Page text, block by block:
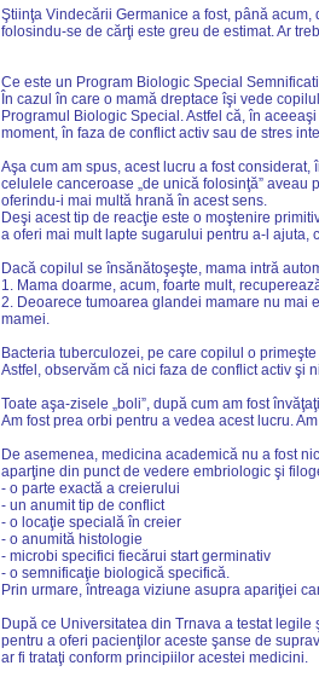
Ştiinţa Vindecării Germanice a fost, până
folosindu-se de cărţi este greu de estimat. Ar
Ce este un Program Biologic Special
În cazul în care o mamă dreptace îşi vede
Programul Biologic Special. Astfel că, în
moment, în faza de conflict activ sau de stres
Aşa cum am spus, acest lucru a fost
celulele canceroase „de unică folosinţă” aveau
oferindu-i mai multă hrană în acest sens.
Deşi acest tip de reacţie este o moştenire
a oferi mai mult lapte sugarului pentru a-l ajuta,
Dacă copilul se însănătoşeşte, mama intră
1. Mama doarme, acum, foarte mult,
2. Deoarece tumoarea glandei mamare nu mai
mamei.
Bacteria tuberculozei, pe care copilul o
Astfel, observăm că nici faza de conflict activ şi
Toate aşa-zisele „boli”, după cum am fost
Am fost prea orbi pentru a vedea acest lucru.
De asemenea, medicina academică nu a fost
aparţine din punct de vedere embriologic şi
- o parte exactă a creierului
- un anumit tip de conflict
- o locaţie specială în creier
- o anumită histologie
- microbi specifici fiecărui start germinativ
- o semnificaţie biologică specifică.
Prin urmare, întreaga viziune asupra apariţiei
După ce Universitatea din Trnava a testat
pentru a oferi pacienţilor aceste şanse de
ar fi trataţi conform principiilor acestei medicini.